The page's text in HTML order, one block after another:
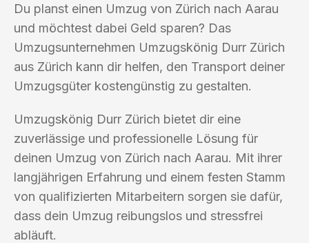
Du planst einen Umzug von Zürich nach Aarau
und möchtest dabei Geld sparen? Das
Umzugsunternehmen Umzugskönig Durr Zürich
aus Zürich kann dir helfen, den Transport deiner
Umzugsgüter kostengünstig zu gestalten.
Umzugskönig Durr Zürich bietet dir eine
zuverlässige und professionelle Lösung für
deinen Umzug von Zürich nach Aarau. Mit ihrer
langjährigen Erfahrung und einem festen Stamm
von qualifizierten Mitarbeitern sorgen sie dafür,
dass dein Umzug reibungslos und stressfrei
abläuft.